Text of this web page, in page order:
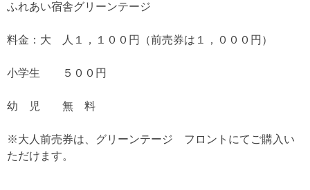
ふれあい宿舎グリーンテージ
料金：大 人１，１００円（前売券は１，０００円）
小学生 ５００円
幼 児 無 料
※大人前売券は、グリーンテージ フロントにてご購入い
ただけます。